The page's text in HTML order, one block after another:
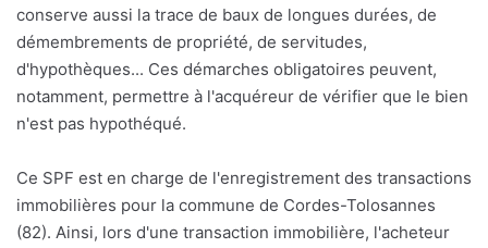
conserve aussi la trace de baux de longues durées, de
démembrements de propriété, de servitudes,
d'hypothèques... Ces démarches obligatoires peuvent,
notamment, permettre à l'acquéreur de vérifier que le bien
n'est pas hypothéqué.
Ce SPF est en charge de l'enregistrement des transactions
immobilières pour la commune de Cordes-Tolosannes
(82). Ainsi, lors d'une transaction immobilière, l'acheteur